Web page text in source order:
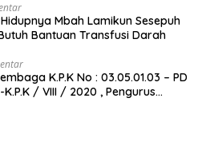
Mbah Lamikun Sesepuh
Bantuan Transfusi Darah
: 03.05.01.03 – PD
/ VIII / 2020 , Pengurus